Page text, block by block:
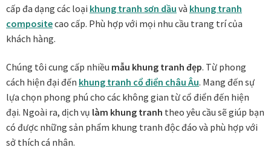
Ưu đãi tranh sơn mài
VIDEO
Xưởng in tranh
Xưởng template
cấp đa dạng các loại khung tranh sơn dầu và khung tranh
compositecao cấp. Phù hợp với mọi nhu cầu trang trí của
khách hàng.
Chúng tôi cung cấp nhiều mẫu khung tranh đẹp. Từ phong
cách hiện đại đến khung tranh cổ điển châu Âu. Mang đến sự
lựa chọn phong phú cho các không gian từ cổ điển đến hiện
đại. Ngoài ra, dịch vụ làm khung tranh theo yêu cầu sẽ giúp bạn
có được những sản phẩm khung tranh độc đáo và phù hợp với
sở thích cá nhân.